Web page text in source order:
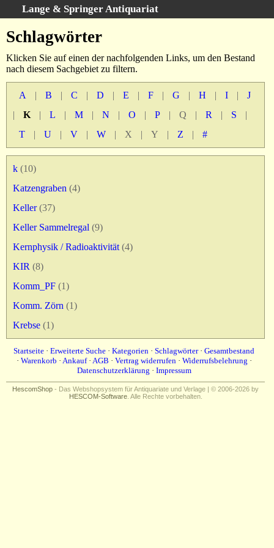
Lange & Springer Antiquariat
Erweiterte Suche
Kategorien
Schlagwörter
Gesamtbestand
Warenkorb
Ankauf
AGB
Widerruf
Datenschutz
Impressum
Schlagwörter
Klicken Sie auf einen der nachfolgenden Links, um den Bestand
nach diesem Sachgebiet zu filtern.
A | B | C | D | E | F | G | H | I |
J
|
K | L | M | N | O | P | Q | R | S
|
T
| U | V | W | X | Y | Z | #
k (10)
Katzengraben (4)
Keller (37)
Keller Sammelregal (9)
Kernphysik / Radioaktivität (4)
KIR (8)
Komm_PF (1)
Komm. Zörn (1)
Krebse (1)
Startseite · Erweiterte Suche · Kategorien · Schlagwörter· Gesamtbestand
· Warenkorb · Ankauf· AGB · Vertrag widerrufen· Widerrufsbelehrung ·
Datenschutzerklärung · Impressum
HescomShop - Das Webshopsystem für Antiquariate und Verlage | © 2006-2026 by
HESCOM-Software. Alle Rechte vorbehalten.